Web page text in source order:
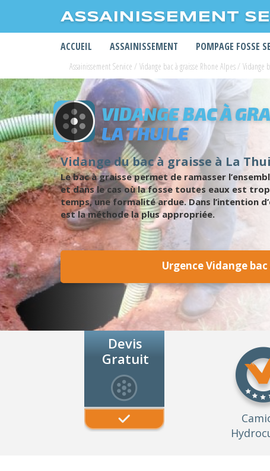
ASSAINISSEMENT
ACCUEIL ASSAINISSEMENT POMPAGE FOSSE
Assainissement Service / Vidange bac à graisse Rhone Alpes/ Vidange
VIDANGE BAC À
LA THUILE
Vidange du bac à graisse à La
Le bac à graisse permet de ramasser
et dans le cas où la fosse toutes eaux est
temps, une formalité ardue. Dans l’intention
est la méthode la plus appropriée.
Urgence Vidange
Devis
Gratuit